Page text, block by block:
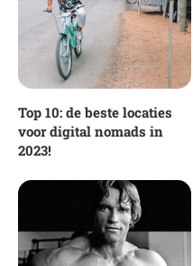
Top 10: de beste locaties
voor digital nomads in
2023!